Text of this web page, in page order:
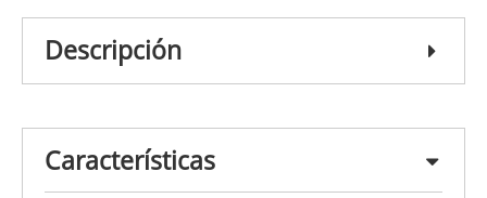
Descripción
Características